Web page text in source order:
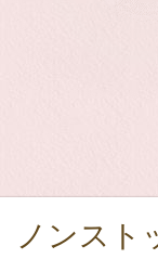
ノンスト